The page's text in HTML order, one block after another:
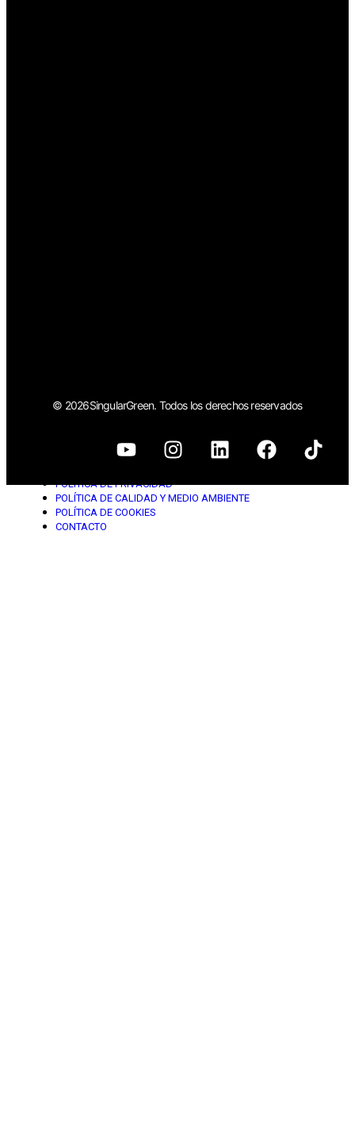
AVISO LEGAL
POLÍTICA DE PRIVACIDAD
POLÍTICA DE CALIDAD Y MEDIO AMBIENTE
POLÍTICA DE COOKIES
CONTACTO
© 2026SingularGreen. Todos los derechos reservados